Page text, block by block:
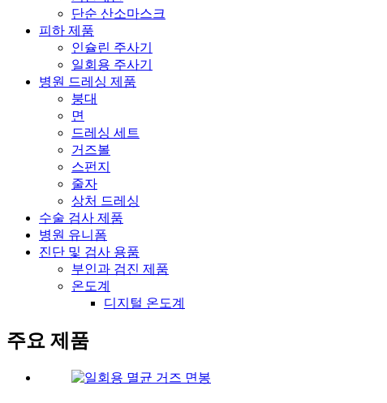
단순 산소마스크
피하 제품
인슐린 주사기
일회용 주사기
병원 드레싱 제품
붕대
면
드레싱 세트
거즈볼
스펀지
줄자
상처 드레싱
수술 검사 제품
병원 유니폼
진단 및 검사 용품
부인과 검진 제품
온도계
디지털 온도계
주요 제품